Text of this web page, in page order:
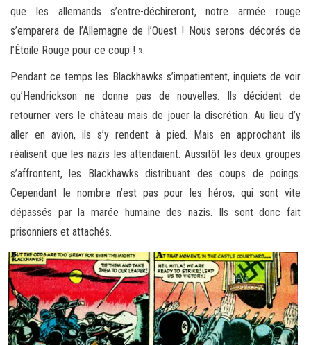
que les allemands s’entre-déchireront, notre armée rouge
s’emparera de l’Allemagne de l’Ouest ! Nous serons décorés de
l’Étoile Rouge pour ce coup ! ».
Pendant ce temps les Blackhawks s’impatientent, inquiets de voir
qu’Hendrickson ne donne pas de nouvelles. Ils décident de
retourner vers le château mais de jouer la discrétion. Au lieu d’y
aller en avion, ils s’y rendent à pied. Mais en approchant ils
réalisent que les nazis les attendaient. Aussitôt les deux groupes
s’affrontent, les Blackhawks distribuant des coups de poings.
Cependant le nombre n’est pas pour les héros, qui sont vite
dépassés par la marée humaine des nazis. Ils sont donc fait
prisonniers et attachés.